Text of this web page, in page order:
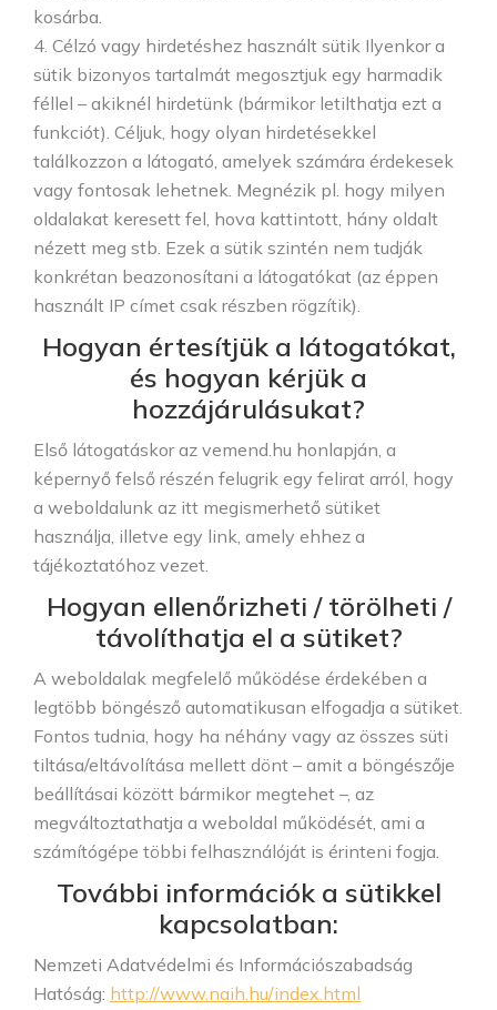
kosárba.
4. Célzó vagy hirdetéshez használt sütik Ilyenkor a
sütik bizonyos tartalmát megosztjuk egy harmadik
féllel – akiknél hirdetünk (bármikor letilthatja ezt a
funkciót). Céljuk, hogy olyan hirdetésekkel
találkozzon a látogató, amelyek számára érdekesek
vagy fontosak lehetnek. Megnézik pl. hogy milyen
oldalakat keresett fel, hova kattintott, hány oldalt
nézett meg stb. Ezek a sütik szintén nem tudják
konkrétan beazonosítani a látogatókat (az éppen
használt IP címet csak részben rögzítik).
Hogyan értesítjük a látogatókat,
és hogyan kérjük a
hozzájárulásukat?
Első látogatáskor az vemend.hu honlapján, a
képernyő felső részén felugrik egy felirat arról, hogy
a weboldalunk az itt megismerhető sütiket
használja, illetve egy link, amely ehhez a
tájékoztatóhoz vezet.
Hogyan ellenőrizheti / törölheti /
távolíthatja el a sütiket?
A weboldalak megfelelő működése érdekében a
legtöbb böngésző automatikusan elfogadja a sütiket.
Fontos tudnia, hogy ha néhány vagy az összes süti
tiltása/eltávolítása mellett dönt – amit a böngészője
beállításai között bármikor megtehet –, az
megváltoztathatja a weboldal működését, ami a
számítógépe többi felhasználóját is érinteni fogja.
További információk a sütikkel
kapcsolatban:
Nemzeti Adatvédelmi és Információszabadság
Hatóság: http://www.naih.hu/index.html